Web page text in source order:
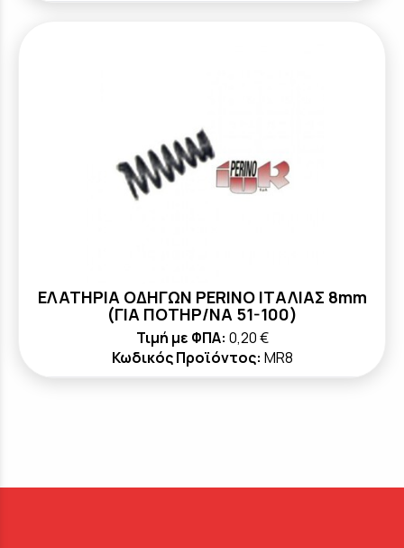
ΕΛΑΤΗΡΙΑ ΟΔΗΓΩΝ PERINO ΙΤΑΛΙΑΣ 8mm
(ΓΙΑ ΠΟΤΗΡ/ΝΑ 51-100)
Τιμή με ΦΠΑ: 0,20 €
Κωδικός Προϊόντος: MR8